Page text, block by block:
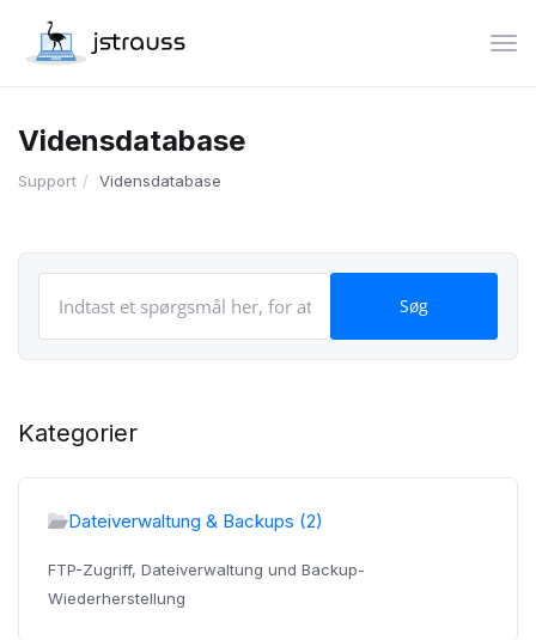
Vidensdatabase
Support Vidensdatabase
Kategorier
Dateiverwaltung & Backups (2)
FTP-Zugriff, Dateiverwaltung und Backup-
Wiederherstellung